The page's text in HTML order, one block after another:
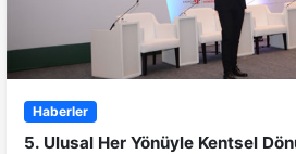
Haberler
5. Ulusal Her Yönüyle Kentsel